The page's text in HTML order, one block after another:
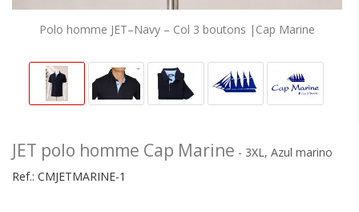
Polo homme JET–Navy – Col 3 boutons |Cap Marine
JET polo homme Cap Marine - 3XL, Azul marino
Ref.: CMJETMARINE-1